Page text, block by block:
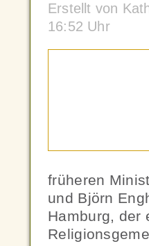
Erstellt von
16:52 Uhr
früheren
und Björn
Hamburg, der